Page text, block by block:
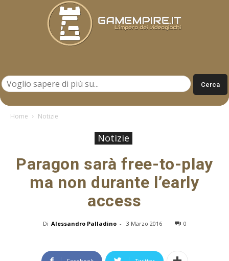
Home Notizie
Notizie
Paragon sarà free-to-play
ma non durante l’early
access
Di Alessandro Palladino - 3 Marzo 2016 0